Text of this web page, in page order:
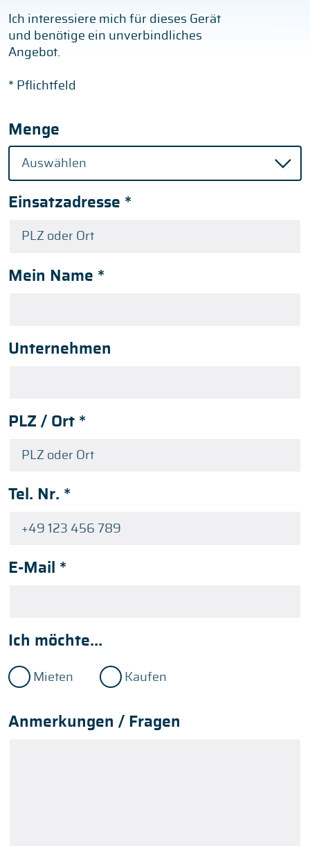
Ich interessiere mich für dieses Gerät
und benötige ein unverbindliches
Angebot.
* Pflichtfeld
Menge
Einsatzadresse *
Mein Name *
Unternehmen
PLZ / Ort *
Tel. Nr. *
E-Mail *
Ich möchte...
Mieten Kaufen
Anmerkungen / Fragen